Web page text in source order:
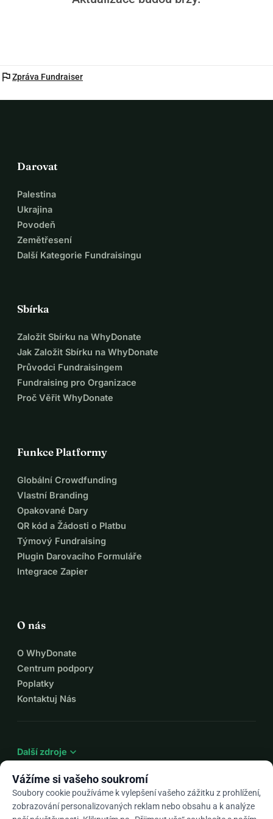
flagZpráva Fundraiser
Darovat
Palestina
Ukrajina
Povodeň
Zemětřesení
Další Kategorie Fundraisingu
Sbírka
Založit Sbírku na WhyDonate
Jak Založit Sbírku na WhyDonate
Průvodci Fundraisingem
Fundraising pro Organizace
Proč Věřit WhyDonate
Funkce Platformy
Globální Crowdfunding
Vlastní Branding
Opakované Dary
QR kód a Žádosti o Platbu
Týmový Fundraising
Plugin Darovacího Formuláře
Integrace Zapier
O nás
O WhyDonate
Centrum podpory
Poplatky
Kontaktuj Nás
Další zdroje expand_more
Vážíme si vašeho soukromí
Soubory cookie používáme k vylepšení vašeho zážitku z prohlížení,
zobrazování personalizovaných reklam nebo obsahu a k analýze